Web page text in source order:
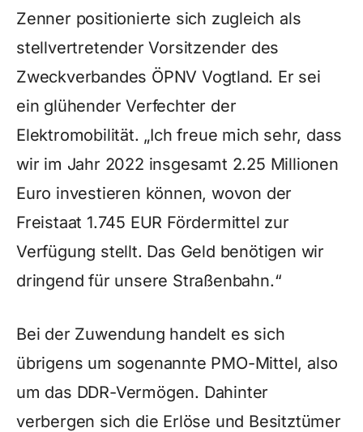
Zenner positionierte sich zugleich als
stellvertretender Vorsitzender des
Zweckverbandes ÖPNV Vogtland. Er sei
ein glühender Verfechter der
Elektromobilität. „Ich freue mich sehr, dass
wir im Jahr 2022 insgesamt 2.25 Millionen
Euro investieren können, wovon der
Freistaat 1.745 EUR Fördermittel zur
Verfügung stellt. Das Geld benötigen wir
dringend für unsere Straßenbahn.“
Bei der Zuwendung handelt es sich
übrigens um sogenannte PMO-Mittel, also
um das DDR-Vermögen. Dahinter
verbergen sich die Erlöse und Besitztümer